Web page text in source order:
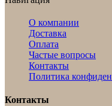
О компании
Доставка
Оплата
Частые вопросы
Контакты
Политика
Контакты